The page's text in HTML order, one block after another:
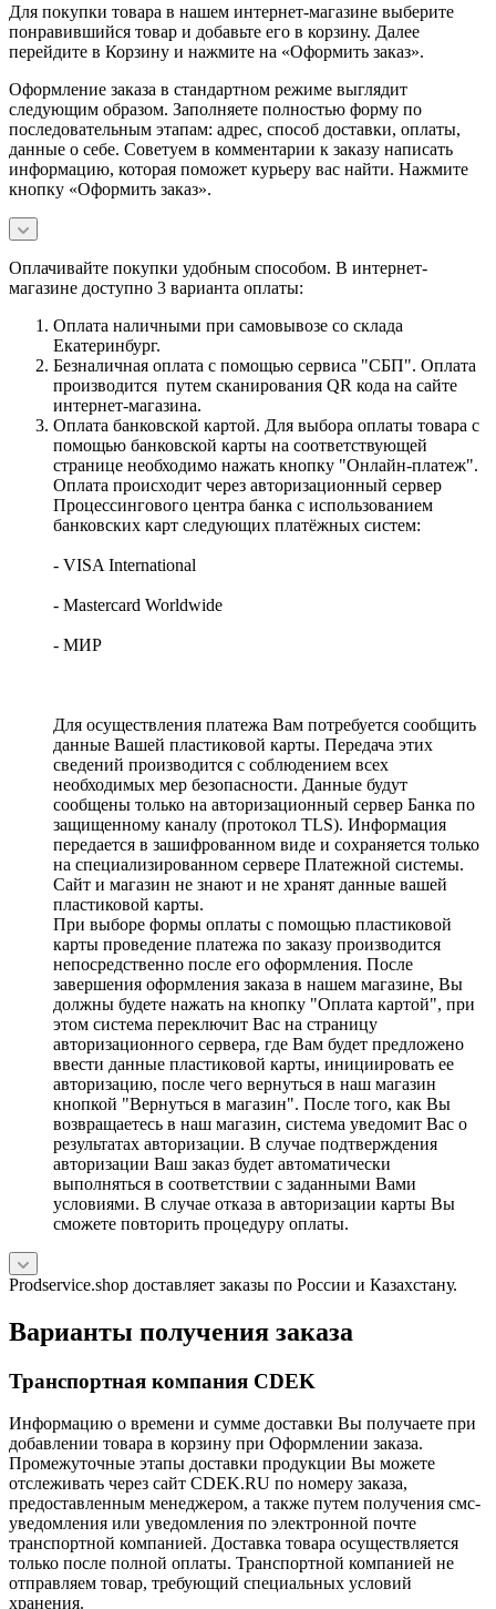
Для покупки товара в нашем интернет-магазине выберите
понравившийся товар и добавьте его в корзину. Далее
перейдите в Корзину и нажмите на «Оформить заказ».
Оформление заказа в стандартном режиме выглядит
следующим образом. Заполняете полностью форму по
последовательным этапам: адрес, способ доставки, оплаты,
данные о себе. Советуем в комментарии к заказу написать
информацию, которая поможет курьеру вас найти. Нажмите
кнопку «Оформить заказ».
Оплачивайте покупки удобным способом. В интернет-
магазине доступно 3 варианта оплаты:
Оплата наличными при самовывозе со склада
Екатеринбург.
Безналичная оплата с помощью сервиса "СБП". Оплата
производится путем сканирования QR кода на сайте
интернет-магазина.
Оплата банковской картой. Для выбора оплаты товара с
помощью банковской карты на соответствующей
странице необходимо нажать кнопку "Онлайн-платеж".
Оплата происходит через авторизационный сервер
Процессингового центра банка с использованием
банковских карт следующих платёжных систем:
- VISA International
- Mastercard Worldwide
- МИР
Для осуществления платежа Вам потребуется сообщить
данные Вашей пластиковой карты. Передача этих
сведений производится с соблюдением всех
необходимых мер безопасности. Данные будут
сообщены только на авторизационный сервер Банка по
защищенному каналу (протокол TLS). Информация
передается в зашифрованном виде и сохраняется только
на специализированном сервере Платежной системы.
Сайт и магазин не знают и не хранят данные вашей
пластиковой карты.
При выборе формы оплаты с помощью пластиковой
карты проведение платежа по заказу производится
непосредственно после его оформления. После
завершения оформления заказа в нашем магазине, Вы
должны будете нажать на кнопку "Оплата картой", при
этом система переключит Вас на страницу
авторизационного сервера, где Вам будет предложено
ввести данные пластиковой карты, инициировать ее
авторизацию, после чего вернуться в наш магазин
кнопкой "Вернуться в магазин". После того, как Вы
возвращаетесь в наш магазин, система уведомит Вас о
результатах авторизации. В случае подтверждения
авторизации Ваш заказ будет автоматически
выполняться в соответствии с заданными Вами
условиями. В случае отказа в авторизации карты Вы
сможете повторить процедуру оплаты.
Prodservice.shop доставляет заказы по России и Казахстану.
Варианты получения заказа
Транспортная компания CDEK
Информацию о времени и сумме доставки Вы получаете при
добавлении товара в корзину при Оформлении заказа.
Промежуточные этапы доставки продукции Вы можете
отслеживать через сайт CDEK.RU по номеру заказа,
предоставленным менеджером, а также путем получения смс-
уведомления или уведомления по электронной почте
транспортной компанией. Доставка товара осуществляется
только после полной оплаты. Транспортной компанией не
отправляем товар, требующий специальных условий
хранения.